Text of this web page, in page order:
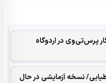
پرس‌تی‌وی در اردوگاه
نسخه آزمایشی در حال